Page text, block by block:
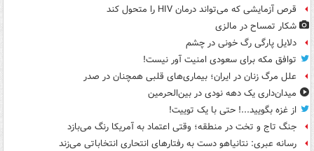
قرص آزمایشی که می‌تواند درمان HIV را متحول کند
شکار تمساح در مالزی
دلایل پارگی رگ خونی در چشم
توافق مکه برای سعودی امنیت آور نیست!
علل مرگ زنان در ایران؛ بیماری‌های قلبی همچنان در صدر
میدان‌داری یک دهه نودی در بین‌الحرمین
از غزه بگویید...! حتی با یک توییت!
جنگ تاج و تخت در منطقه؛ وقتی اعتماد به آمریکا رنگ می‌بازد
رسانه عبری: نتانیاهو دست به رفتارهای انتحاری انتخاباتی می‌زند